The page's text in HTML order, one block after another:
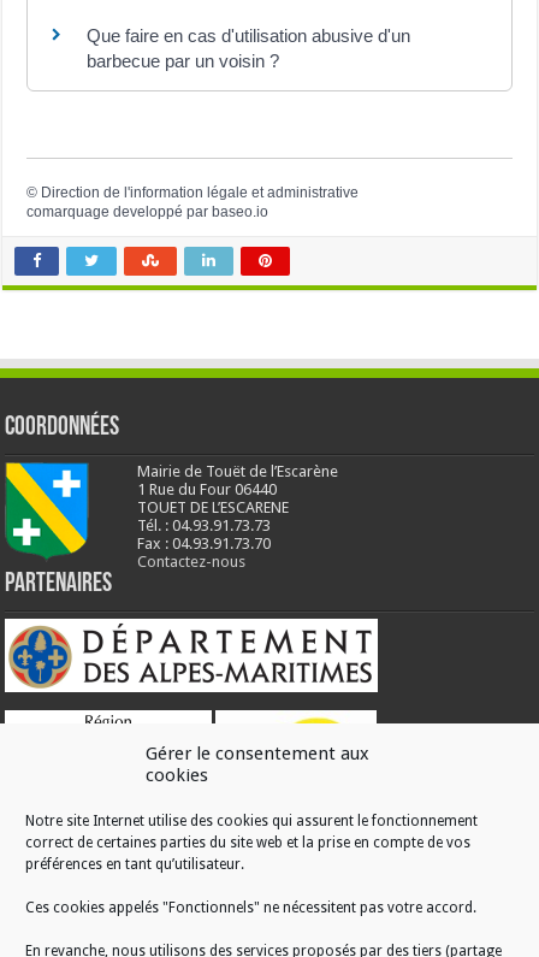
Gérer le consentement aux
cookies
Notre site Internet utilise des cookies qui assurent le fonctionnement
correct de certaines parties du site web et la prise en compte de vos
préférences en tant qu’utilisateur.
Ces cookies appelés "Fonctionnels" ne nécessitent pas votre accord.
En revanche, nous utilisons des services proposés par des tiers (partage
Que faire en cas d'utilisation abusive d'un
barbecue par un voisin ?
© Direction de l'information légale et administrative
comarquage developpé parbaseo.io
Coordonnées
Mairie de Touët de l’Escarène
1 Rue du Four 06440
TOUET DE L’ESCARENE
Tél. : 04.93.91.73.73
Fax : 04.93.91.73.70
Contactez-nous
Partenaires
RÉALISATION